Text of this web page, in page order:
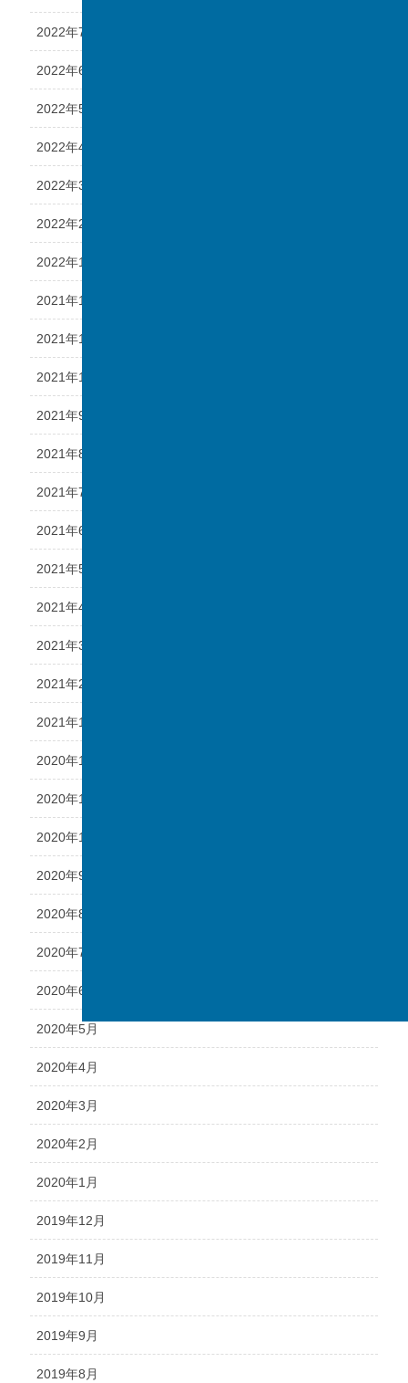
2022年7月
2022年6月
2022年5月
2022年4月
2022年3月
2022年2月
2022年1月
2021年12月
2021年11月
2021年10月
2021年9月
2021年8月
2021年7月
2021年6月
2021年5月
2021年4月
2021年3月
2021年2月
2021年1月
2020年12月
2020年11月
2020年10月
2020年9月
2020年8月
2020年7月
2020年6月
2020年5月
2020年4月
2020年3月
2020年2月
2020年1月
2019年12月
2019年11月
2019年10月
2019年9月
2019年8月